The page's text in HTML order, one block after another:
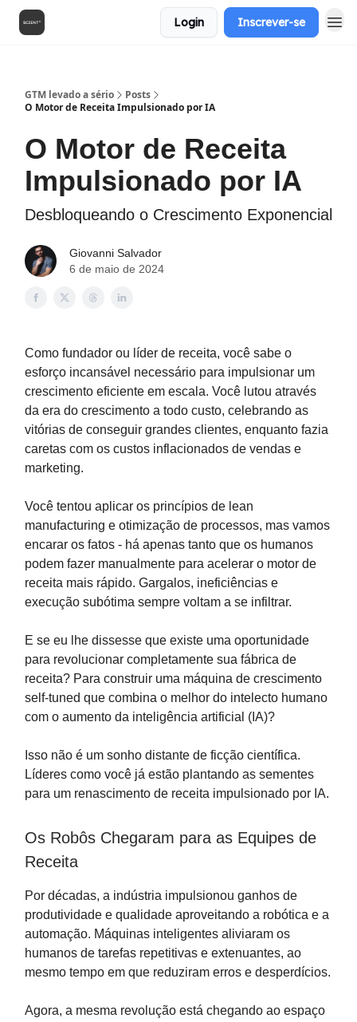
Login Inscrever-se
GTM levado a sério
Posts
O Motor de Receita Impulsionado por IA
O Motor de Receita
Impulsionado por IA
Desbloqueando o Crescimento Exponencial
Giovanni Salvador
6 de maio de 2024
Como fundador ou líder de receita, você sabe o
esforço incansável necessário para impulsionar um
crescimento eficiente em escala. Você lutou através
da era do crescimento a todo custo, celebrando as
vitórias de conseguir grandes clientes, enquanto fazia
caretas com os custos inflacionados de vendas e
marketing.
Você tentou aplicar os princípios de lean
manufacturing e otimização de processos, mas vamos
encarar os fatos - há apenas tanto que os humanos
podem fazer manualmente para acelerar o motor de
receita mais rápido. Gargalos, ineficiências e
execução subótima sempre voltam a se infiltrar.
E se eu lhe dissesse que existe uma oportunidade
para revolucionar completamente sua fábrica de
receita? Para construir uma máquina de crescimento
self-tuned que combina o melhor do intelecto humano
com o aumento da inteligência artificial (IA)?
Isso não é um sonho distante de ficção científica.
Líderes como você já estão plantando as sementes
para um renascimento de receita impulsionado por IA.
Os Robôs Chegaram para as Equipes de
Receita
Por décadas, a indústria impulsionou ganhos de
produtividade e qualidade aproveitando a robótica e a
automação. Máquinas inteligentes aliviaram os
humanos de tarefas repetitivas e extenuantes, ao
mesmo tempo em que reduziram erros e desperdícios.
Agora, a mesma revolução está chegando ao espaço